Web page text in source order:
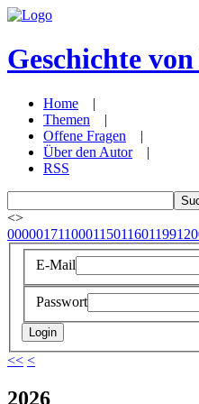
Geschichte
Home |
Themen |
Offene Fragen |
Über den Autor|
RSS
<>
000001711000115011601199
E-Mail
Passwort
<< <
2026